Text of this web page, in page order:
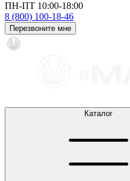
ПН-ПТ 10:00-18:00
8 (800) 100-18-46
Перезвоните мне
Каталог